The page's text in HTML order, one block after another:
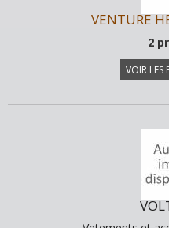
VENTURE
2
VOIR LES